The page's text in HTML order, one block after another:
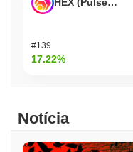
HEX (Pulsechain)
#139
17.22%
Notícia